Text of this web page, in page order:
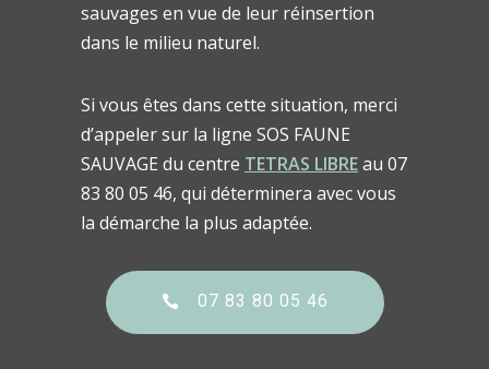
sauvages en vue de leur réinsertion
dans le milieu naturel.
Si vous êtes dans cette situation, merci
d’appeler sur la ligne SOS FAUNE
SAUVAGE du centre TETRAS LIBREau 07
83 80 05 46, qui déterminera avec vous
la démarche la plus adaptée.
07 83 80 05 46